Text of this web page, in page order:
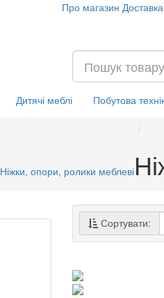
Про магазин
Дитячі меблі Побутова
Ніжки, опори, ролики меблеві
Сортувати: